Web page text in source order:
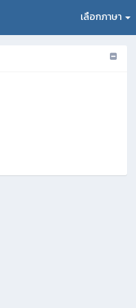
เลือกภาษา